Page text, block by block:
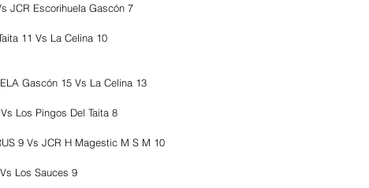
JCR Escorihuela Gascón 7
11 Vs La Celina 10
Gascón 15 Vs La Celina 13
Los Pingos Del Taita 8
9 Vs JCR H Magestic M S M 10
Los Sauces 9